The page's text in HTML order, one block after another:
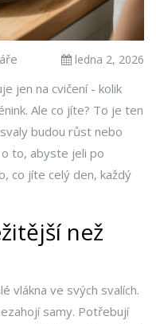
ledna 2, 2026
jen na cvičení - kolik
Ale co jíte? To je ten
budou růst nebo
to, abyste jeli po
co jíte celý den, každý
než
vlákna ve svých svalích.
samy. Potřebují